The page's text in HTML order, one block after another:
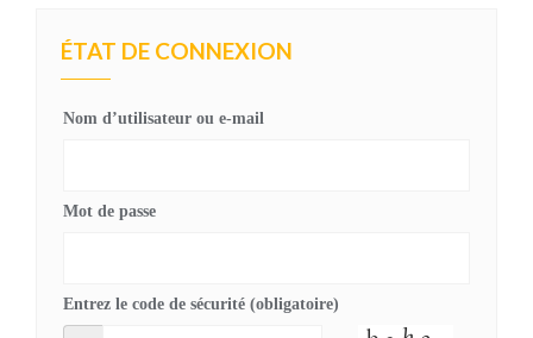
ÉTAT DE CONNEXION
Nom d’utilisateur ou e-mail
Mot de passe
Entrez le code de sécurité (obligatoire)